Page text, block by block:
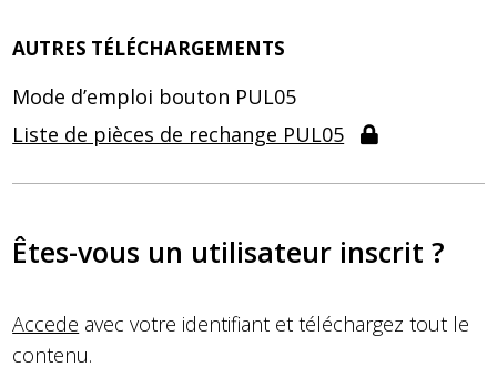
AUTRES TÉLÉCHARGEMENTS
Mode d’emploi bouton PUL05
Liste de pièces de rechange PUL05
Êtes-vous un utilisateur inscrit ?
Accede avec votre identifiant et téléchargez tout le
contenu.